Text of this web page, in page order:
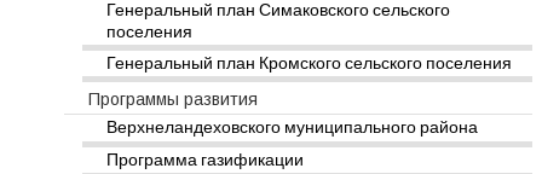
Генеральный план Симаковского сельского
поселения
Генеральный план Кромского сельского поселения
Программы развития
Верхнеландеховского муниципального района
Программа газификации